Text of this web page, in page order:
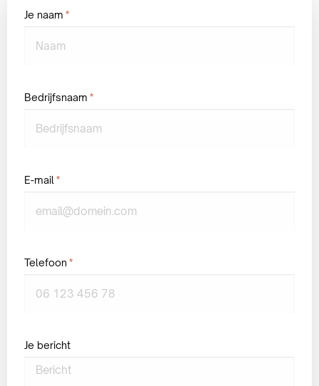
Je naam *
Bedrijfsnaam *
E-mail *
Telefoon *
Je bericht